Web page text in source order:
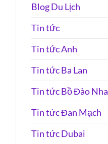
Blog Du Lịch
Tin tức
Tin tức Anh
Tin tức Ba Lan
Tin tức Bồ Đào Nha
Tin tức Đan Mạch
Tin tức Dubai